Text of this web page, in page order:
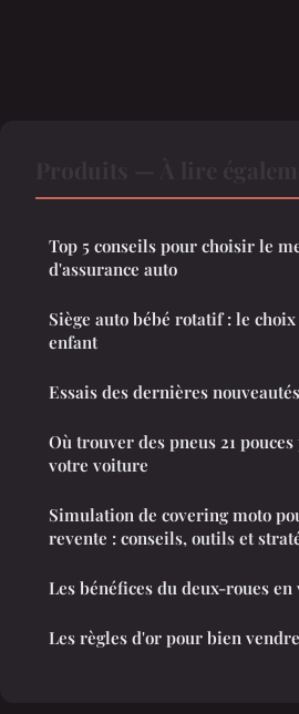
Top 5 conseils pour choisir le
d'assurance auto
Siège auto bébé rotatif : le
enfant
Essais des dernières
Où trouver des pneus 21
votre voiture
Simulation de covering moto
revente : conseils, outils et
Les bénéfices du deux-roues
Les règles d'or pour bien